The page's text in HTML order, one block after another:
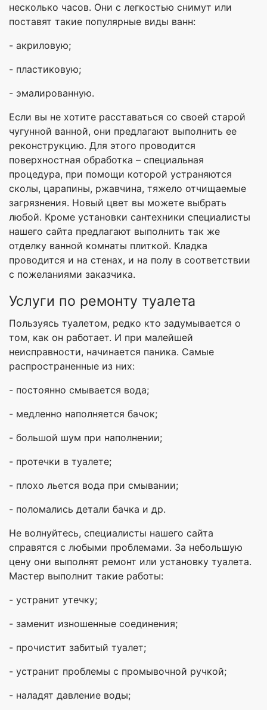
несколько часов. Они с легкостью снимут или
поставят такие популярные виды ванн:
- акриловую;
- пластиковую;
- эмалированную.
Если вы не хотите расставаться со своей старой
чугунной ванной, они предлагают выполнить ее
реконструкцию. Для этого проводится
поверхностная обработка – специальная
процедура, при помощи которой устраняются
сколы, царапины, ржавчина, тяжело отчищаемые
загрязнения. Новый цвет вы можете выбрать
любой. Кроме установки сантехники специалисты
нашего сайта предлагают выполнить так же
отделку ванной комнаты плиткой. Кладка
проводится и на стенах, и на полу в соответствии
с пожеланиями заказчика.
Услуги по ремонту туалета
Пользуясь туалетом, редко кто задумывается о
том, как он работает. И при малейшей
неисправности, начинается паника. Самые
распространенные из них:
- постоянно смывается вода;
- медленно наполняется бачок;
- большой шум при наполнении;
- протечки в туалете;
- плохо льется вода при смывании;
- поломались детали бачка и др.
Не волнуйтесь, специалисты нашего сайта
справятся с любыми проблемами. За небольшую
цену они выполнят ремонт или установку туалета.
Мастер выполнит такие работы:
- устранит утечку;
- заменит изношенные соединения;
- прочистит забитый туалет;
- устранит проблемы с промывочной ручкой;
- наладят давление воды;